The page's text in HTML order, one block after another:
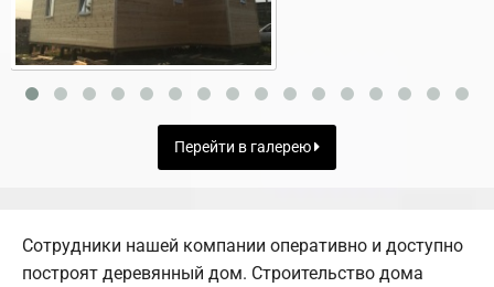
Перейти в галерею
Сотрудники нашей компании оперативно и доступно
построят деревянный дом. Строительство дома